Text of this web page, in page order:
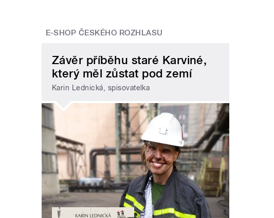
E-SHOP ČESKÉHO ROZHLASU
Závěr příběhu staré Karviné,
který měl zůstat pod zemí
Karin Lednická, spisovatelka